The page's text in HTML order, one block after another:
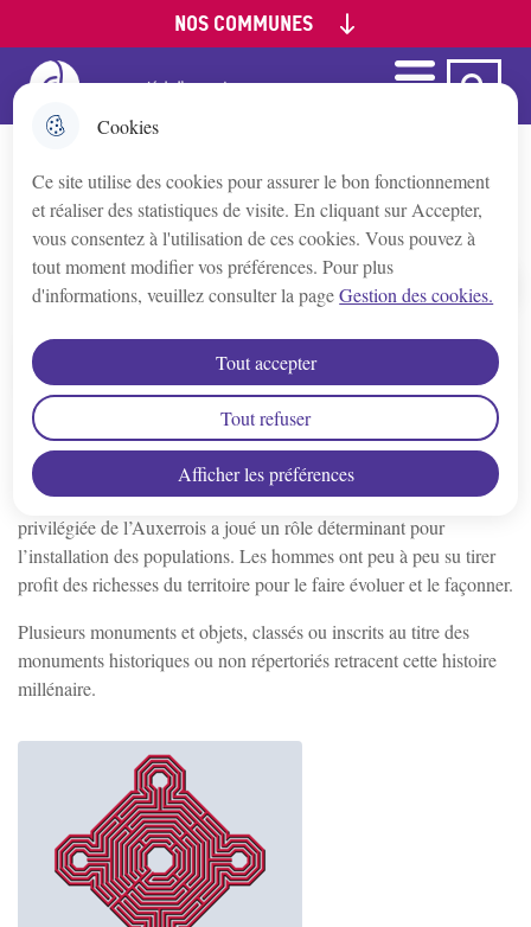
Cookies
Ce site utilise des cookies pour assurer le bon fonctionnement
et réaliser des statistiques de visite. En cliquant sur Accepter,
vous consentez à l'utilisation de ces cookies. Vous pouvez à
tout moment modifier vos préférences. Pour plus
d'informations, veuillez consulter la pageGestion des cookies.
Afficher les préférences
Tout accepter
Tout refuser
au
menu
Aller à la
Aller au
contenu
plan du site
NOS COMMUNES
Appoigny
Augy
Auxerre
Bleigny-le-Carreau
Champs/Yonne
Charbuy
Chevannes
Chitry-le-Fort
Coulanges-la-Vineuse
Escamps
Escolives-Ste-Camille
Menu
L’Auxerrois, terre de patrimoines
Accueil
Patrimoine bâti
Situé au carrefour de voies terrestres et fluviales, la position
privilégiée de l’Auxerrois a joué un rôle déterminant pour
l’installation des populations. Les hommes ont peu à peu su tirer
profit des richesses du territoire pour le faire évoluer et le façonner.
Plusieurs monuments et objets, classés ou inscrits au titre des
monuments historiques ou non répertoriés retracent cette histoire
millénaire.